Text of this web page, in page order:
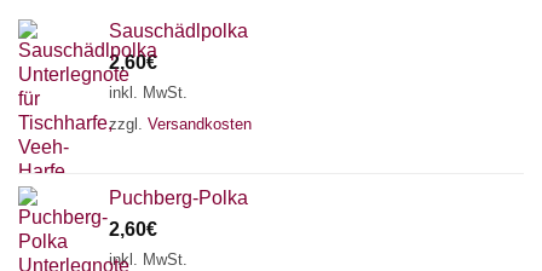
Sauschädlpolka
2,60€
inkl. MwSt.
zzgl. Versandkosten
Puchberg-Polka
2,60€
inkl. MwSt.